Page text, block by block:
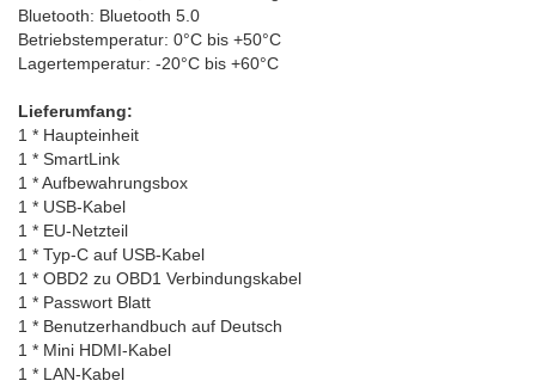
Bluetooth: Bluetooth 5.0
Betriebstemperatur: 0°C bis +50°C
Lagertemperatur: -20°C bis +60°C
Lieferumfang:
1 * Haupteinheit
1 * SmartLink
1 * Aufbewahrungsbox
1 * USB-Kabel
1 * EU-Netzteil
1 * Typ-C auf USB-Kabel
1 * OBD2 zu OBD1 Verbindungskabel
1 * Passwort Blatt
1 * Benutzerhandbuch auf Deutsch
1 * Mini HDMI-Kabel
1 * LAN-Kabel